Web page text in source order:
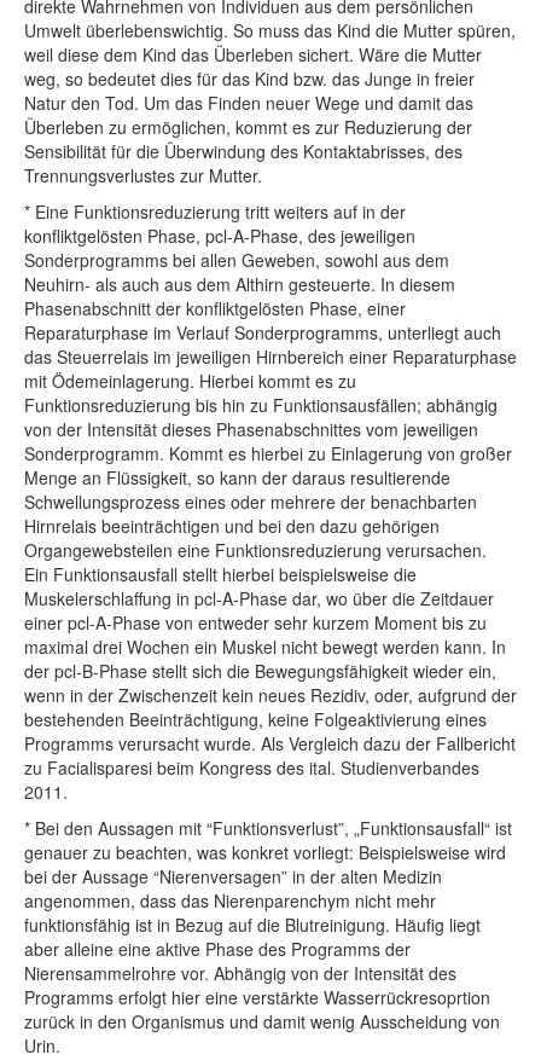
direkte Wahrnehmen von Individuen aus dem persönlichen
Umwelt überlebenswichtig. So muss das Kind die Mutter spüren,
weil diese dem Kind das Überleben sichert. Wäre die Mutter
weg, so bedeutet dies für das Kind bzw. das Junge in freier
Natur den Tod. Um das Finden neuer Wege und damit das
Überleben zu ermöglichen, kommt es zur Reduzierung der
Sensibilität für die Überwindung des Kontaktabrisses, des
Trennungsverlustes zur Mutter.
* Eine Funktionsreduzierung tritt weiters auf in der
konfliktgelösten Phase, pcl-A-Phase, des jeweiligen
Sonderprogramms bei allen Geweben, sowohl aus dem
Neuhirn- als auch aus dem Althirn gesteuerte. In diesem
Phasenabschnitt der konfliktgelösten Phase, einer
Reparaturphase im Verlauf Sonderprogramms, unterliegt auch
das Steuerrelais im jeweiligen Hirnbereich einer Reparaturphase
mit Ödemeinlagerung. Hierbei kommt es zu
Funktionsreduzierung bis hin zu Funktionsausfällen; abhängig
von der Intensität dieses Phasenabschnittes vom jeweiligen
Sonderprogramm. Kommt es hierbei zu Einlagerung von großer
Menge an Flüssigkeit, so kann der daraus resultierende
Schwellungsprozess eines oder mehrere der benachbarten
Hirnrelais beeinträchtigen und bei den dazu gehörigen
Organgewebsteilen eine Funktionsreduzierung verursachen.
Ein Funktionsausfall stellt hierbei beispielsweise die
Muskelerschlaffung in pcl-A-Phase dar, wo über die Zeitdauer
einer pcl-A-Phase von entweder sehr kurzem Moment bis zu
maximal drei Wochen ein Muskel nicht bewegt werden kann. In
der pcl-B-Phase stellt sich die Bewegungsfähigkeit wieder ein,
wenn in der Zwischenzeit kein neues Rezidiv, oder, aufgrund der
bestehenden Beeinträchtigung, keine Folgeaktivierung eines
Programms verursacht wurde. Als Vergleich dazu der Fallbericht
zu Facialisparesi beim Kongress des ital. Studienverbandes
2011.
* Bei den Aussagen mit “Funktionsverlust”, „Funktionsausfall“ ist
genauer zu beachten, was konkret vorliegt: Beispielsweise wird
bei der Aussage “Nierenversagen” in der alten Medizin
angenommen, dass das Nierenparenchym nicht mehr
funktionsfähig ist in Bezug auf die Blutreinigung. Häufig liegt
aber alleine eine aktive Phase des Programms der
Nierensammelrohre vor. Abhängig von der Intensität des
Programms erfolgt hier eine verstärkte Wasserrückresoprtion
zurück in den Organismus und damit wenig Ausscheidung von
Urin.